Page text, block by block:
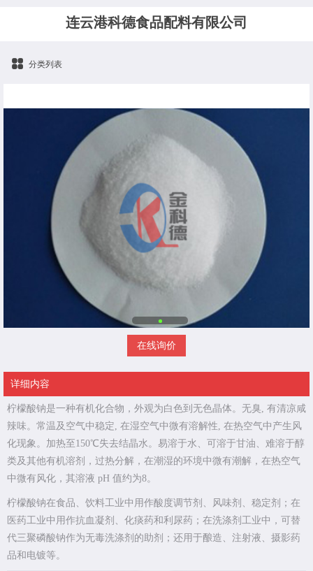
连云港科德食品配料有限公司
分类列表
在线询价
详细内容
柠檬酸钠是一种有机化合物，外观为白色到无色晶体。无臭, 有清凉咸
辣味。常温及空气中稳定, 在湿空气中微有溶解性, 在热空气中产生风
化现象。加热至150℃失去结晶水。易溶于水、可溶于甘油、难溶于醇
类及其他有机溶剂，过热分解，在潮湿的环境中微有潮解，在热空气
中微有风化，其溶液 pH 值约为8。
柠檬酸钠在食品、饮料工业中用作酸度调节剂、风味剂、稳定剂；在
医药工业中用作抗血凝剂、化痰药和利尿药；在洗涤剂工业中，可替
代三聚磷酸钠作为无毒洗涤剂的助剂；还用于酿造、注射液、摄影药
品和电镀等。